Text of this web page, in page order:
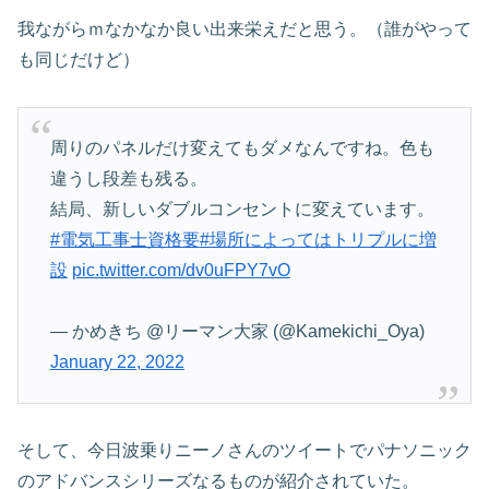
我ながらｍなかなか良い出来栄えだと思う。（誰がやって
も同じだけど）
周りのパネルだけ変えてもダメなんですね。色も
違うし段差も残る。
結局、新しいダブルコンセントに変えています。
#電気工事士資格要#場所によってはトリプルに増
設 pic.twitter.com/dv0uFPY7vO
— かめきち @リーマン大家 (@Kamekichi_Oya)
January 22, 2022
そして、今日波乗りニーノさんのツイートでパナソニック
のアドバンスシリーズなるものが紹介されていた。